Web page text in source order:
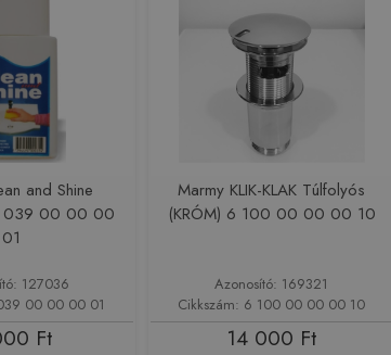
and Shine
039 00 00 00
01
127036
00 00 00 01
Ft
Marmy KLIK-KLAK Túlfolyós
(KRÓM) 6 100 00 00 00 10
Azonosító: 169321
Cikkszám: 6 100 00 00 00 10
14 000 Ft